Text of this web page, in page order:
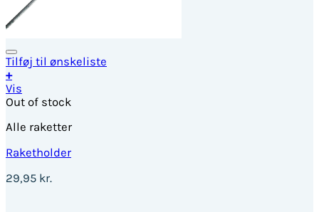
Tilføj til ønskeliste
+
Vis
Out of stock
Alle raketter
Raketholder
29,95 kr.